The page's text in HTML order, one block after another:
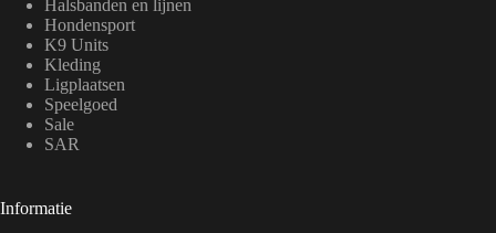
Halsbanden en lijnen
Hondensport
K9 Units
Kleding
Ligplaatsen
Speelgoed
Sale
SAR
Informatie